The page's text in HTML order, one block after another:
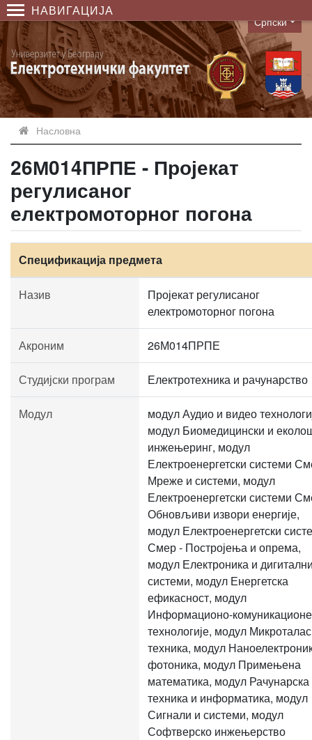
НАВИГАЦИЈА
Language
Српски
Насловна
26М014ПРПЕ - Пројекат
регулисаног
електромоторног погона
Спецификација предмета
Назив
Пројекат регулисаног
електромоторног погона
Акроним 26М014ПРПЕ
Студијски програм Електротехника и рачунарство
Модул
модул Аудио и видео
модул Биомедицински и
инжењеринг, модул
Електроенергетски системи
Мреже и системи, модул
Електроенергетски системи
Обновљиви извори енергије,
модул Електроенергетски
Смер - Постројења и опрема,
модул Електроника и
системи, модул Енергетска
ефикасност, модул
Информационо-комуникационе
технологије, модул
техника, модул
фотоника, модул Примењена
математика, модул Рачунарска
техника и информатика, модул
Сигнали и системи, модул
Софтверско инжењерство